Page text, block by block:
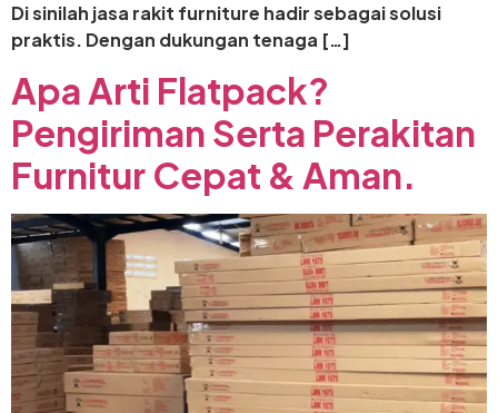
Di sinilah jasa rakit furniture hadir sebagai solusi
praktis. Dengan dukungan tenaga […]
Apa Arti Flatpack?
Pengiriman Serta Perakitan
Furnitur Cepat & Aman.